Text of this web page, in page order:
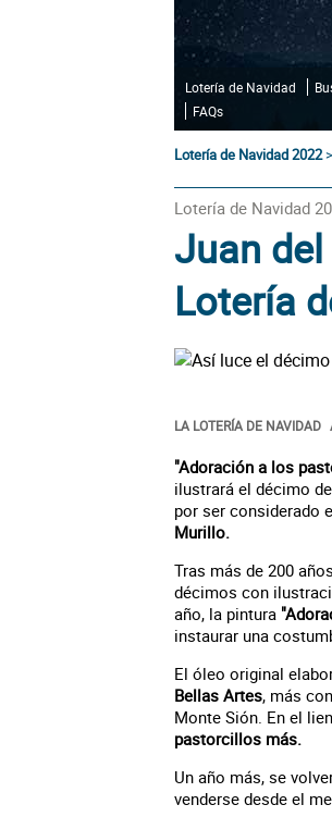
Lotería de Navidad
FAQs
Lotería de Navidad 2022
Lotería de Navidad
Juan
Lotería
LA LOTERÍA DE NAVIDAD
"Adoración a los
ilustrará el décimo
por ser considerado
Murillo.
Tras más de 200
décimos con
año, la pintura
instaurar una
El óleo original
Bellas Artes, más
Monte Sión. En el
pastorcillos más.
Un año más, se
venderse desde el